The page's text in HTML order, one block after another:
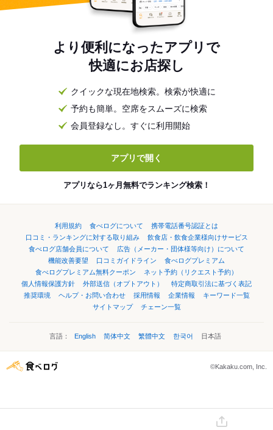
より便利になったアプリで
快適にお店探し
クイックな現在地検索。検索が快適に
予約も簡単。空席をスムーズに検索
会員登録なし。すぐに利用開始
アプリで開く
アプリなら1ヶ月無料でランキング検索！
利用規約 食べログについて
携帯電話番号認証とは
口コミ・ランキングに対する取り組み
飲食店・飲食企業様向けサービス
食べログ店舗会員について
広告（メーカー・団体様等向け）について
機能改善要望
口コミガイドライン
食べログプレミアム
食べログプレミアム無料クーポン
ネット予約（リクエスト予約）
個人情報保護方針
外部送信（オプトアウト）
特定商取引法に基づく表記
推奨環境
ヘルプ・お問い合わせ 採用情報 企業情報
キーワード一覧
サイトマップ
チェーン一覧
言語： English 简体中文 繁體中文 한국어 日本語
©Kakaku.com, Inc.